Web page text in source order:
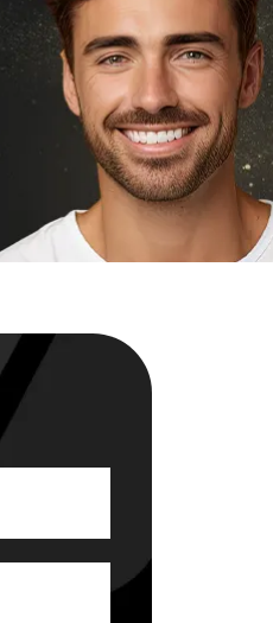
Български
Français
Deutsch
Español
English